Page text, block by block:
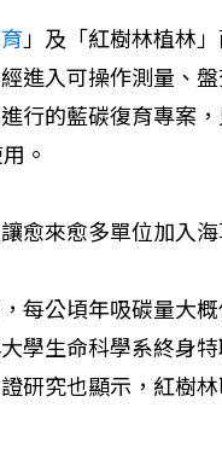
」及「紅樹林植林
進入可操作測量、
行的藍碳復育專案
。
愈來愈多單位加入
每公頃年吸碳量大
學生命科學系終身
研究也顯示，紅樹
何守護每個生命的轉
改變病患命運的真實